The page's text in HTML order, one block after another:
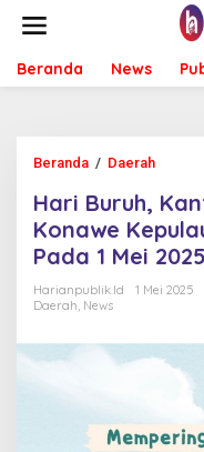
t
Beranda News
Beranda / Daerah
i
B
u
,
K
o
Hari Buruh,
Konawe
Pada 1 Mei 2025
Harianpublik.id
1 Mei 2025
Daerah, News